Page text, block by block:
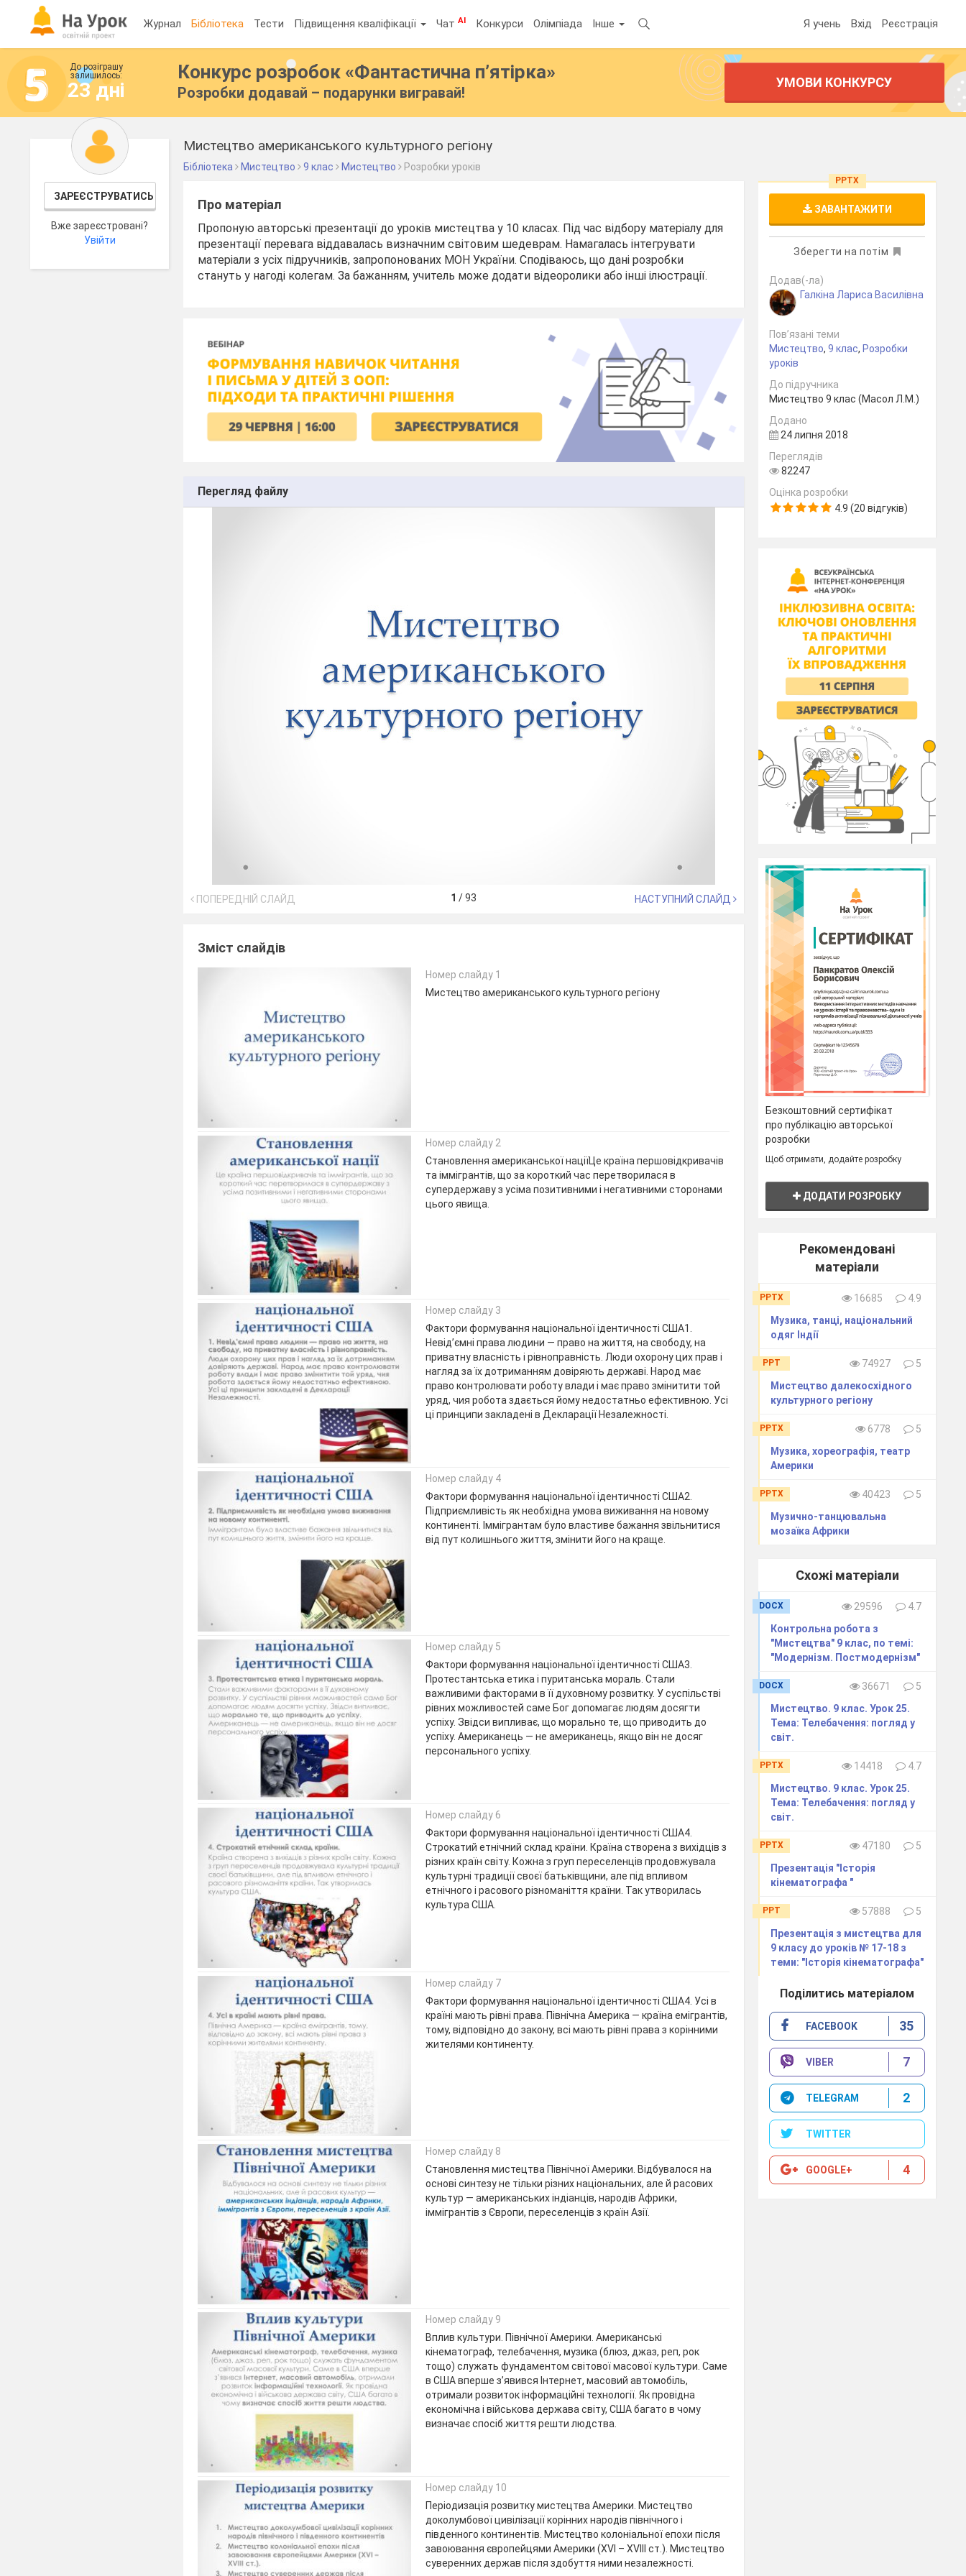
Журнал Бібліотека Тести Підвищення кваліфікації ЧатAI Конкурси Олімпіада Інше Я учень Вхід Реєстрація
До розіграшу
залишилось:
23 дні
Конкурс розробок «Фантастична п’ятірка»
Розробки додавай – подарунки вигравай!
УМОВИ КОНКУРСУ
ЗАРЕЄСТРУВАТИСЬ
Вже зареєстровані?
Увійти
Мистецтво американського культурного регіону
Бібліотека Мистецтво 9 клас Мистецтво Розробки уроків
Про матеріал
Пропоную авторські презентації до уроків мистецтва у 10 класах. Під час відбору матеріалу для
презентації перевага віддавалась визначним світовим шедеврам. Намагалась інтегрувати
матеріали з усіх підручників, запропонованих МОН України. Сподіваюсь, що дані розробки
стануть у нагоді колегам. За бажанням, учитель може додати відеоролики або інші ілюстрації.
Перегляд файлу
ПОПЕРЕДНІЙ СЛАЙД 1 /93 НАСТУПНИЙ СЛАЙД
Зміст слайдів
Номер слайду 1
Мистецтво американського культурного регіону
Номер слайду 2
Становлення американської націїЦе країна першовідкривачів
та іммігрантів, що за короткий час перетворилася в
супердержаву з усіма позитивними і негативними сторонами
цього явища.
Номер слайду 3
Фактори формування національної ідентичності США1.
Невід’ємні права людини — право на життя, на свободу, на
приватну власність і рівноправність. Люди охорону цих прав і
нагляд за їх дотриманням довіряють державі. Народ має
право контролювати роботу влади і має право змінитити той
уряд, чия робота здається йому недостатньо ефективною. Усі
ці принципи закладені в Декларації Незалежності.
Номер слайду 4
Фактори формування національної ідентичності США2.
Підприємливість як необхідна умова виживання на новому
континенті. Іммігрантам було властиве бажання звільнитися
від пут колишнього життя, змінити його на краще.
Номер слайду 5
Фактори формування національної ідентичності США3.
Протестантська етика і пуританська мораль. Стали
важливими факторами в її духовному розвитку. У суспільстві
рівних можливостей саме Бог допомагає людям досягти
успіху. Звідси випливає, що морально те, що приводить до
успіху. Американець — не американець, якщо він не досяг
персонального успіху.
Номер слайду 6
Фактори формування національної ідентичності США4.
Строкатий етнічний склад країни. Країна створена з вихідців з
різних країн світу. Кожна з груп переселенців продовжувала
культурні традиції своєї батьківщини, але під впливом
етнічного і расового різноманіття країни. Так утворилась
культура США.
Номер слайду 7
Фактори формування національної ідентичності США4. Усі в
країні мають рівні права. Північна Америка — країна емігрантів,
тому, відповідно до закону, всі мають рівні права з корінними
жителями континенту.
Номер слайду 8
Становлення мистецтва Північної Америки. Відбувалося на
основі синтезу не тільки різних національних, але й расових
культур — американських індіанців, народів Африки,
іммігрантів з Європи, переселенців з країн Азії.
Номер слайду 9
Вплив культури. Північної Америки. Американські
кінематограф, телебачення, музика (блюз, джаз, реп, рок
тощо) служать фундаментом світової масової культури. Саме
в США вперше з’явився Інтернет, масовий автомобіль,
отримали розвиток інформаційні технології. Як провідна
економічна і військова держава світу, США багато в чому
визначає спосіб життя решти людства.
Номер слайду 10
Періодизація розвитку мистецтва Америки. Мистецтво
доколумбової цивілізації корінних народів північного і
південного континентів. Мистецтво колоніальної епохи після
завоювання європейцями Америки (ХVІ – ХVІІІ ст.). Мистецтво
суверенних держав після здобуття ними незалежності.
PPTX
ЗАВАНТАЖИТИ
Зберегти на потім
Додав(-ла)
Галкіна Лариса Василівна
Пов’язані теми
Мистецтво,9 клас, Розробки
уроків
До підручника
Мистецтво 9 клас (Масол Л.М.)
Додано
24 липня 2018
Переглядів
82247
Оцінка розробки
4.9 (20 відгуків)
Безкоштовний сертифікат
про публікацію авторської
розробки
Щоб отримати, додайте розробку
ДОДАТИ РОЗРОБКУ
Рекомендовані
матеріали
PPTX 16685
4.9
Музика, танці, національний
одяг Індії
PPT 74927
5
Мистецтво далекосхідного
культурного регіону
PPTX 6778
5
Музика, хореографія, театр
Америки
PPTX 40423
5
Музично-танцювальна
мозаїка Африки
Схожі матеріали
DOCX 29596
4.7
Контрольна робота з
"Мистецтва" 9 клас, по темі:
"Модернізм. Постмодернізм"
DOCX 36671
5
Мистецтво. 9 клас. Урок 25.
Тема: Телебачення: погляд у
світ.
PPTX 14418
4.7
Мистецтво. 9 клас. Урок 25.
Тема: Телебачення: погляд у
світ.
PPTX 47180
5
Презентація "Історія
кінематографа "
PPT 57888
5
Презентація з мистецтва для
9 класу до уроків № 17-18 з
теми: "Історія кінематографа"
Поділитись матеріалом
FACEBOOK 35
VIBER 7
TELEGRAM 2
TWITTER
GOOGLE+ 4